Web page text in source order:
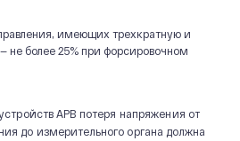
имеющих трехкратную и
не более 25% при форсировочном
АРВ потеря напряжения от
до измерительного органа должна